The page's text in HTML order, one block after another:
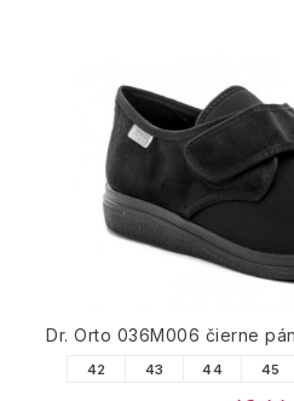
Dr. Orto 036M006 čierne
42 43 44 45